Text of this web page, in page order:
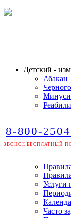
Детский -
Абакан
8-800-
ЗВОНОК БЕСПЛАТНЫЙ
Услуги
Часто